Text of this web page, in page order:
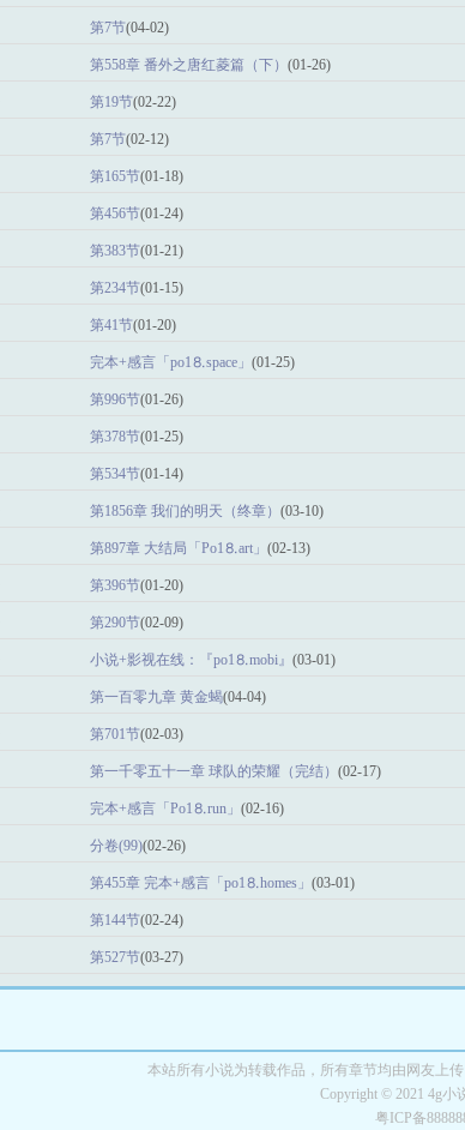
第7节(04-02)
第558章 番外之唐红菱篇（下） (01-26)
第19节(02-22)
第7节(02-12)
第165节(01-18)
第456节(01-24)
第383节(01-21)
第234节(01-15)
第41节(01-20)
完本+感言「po1⒏space」 (01-25)
第996节(01-26)
第378节(01-25)
第534节(01-14)
第1856章 我们的明天（终章） (03-10)
第897章 大结局「Рo1⒏аrt」 (02-13)
第396节(01-20)
第290节(02-09)
小说+影视在线：『po1⒏mоbi』 (03-01)
第一百零九章 黄金蝎(04-04)
第701节(02-03)
第一千零五十一章 球队的荣耀（完结） (02-17)
完本+感言「Рo1⒏run」 (02-16)
分卷(99)(02-26)
第455章 完本+感言「po1⒏homes」 (03-01)
第144节(02-24)
第527节(03-27)
本站所有小说为转载作品，所有章节均由网友上
Copyright © 2021 4g小
粤ICP备